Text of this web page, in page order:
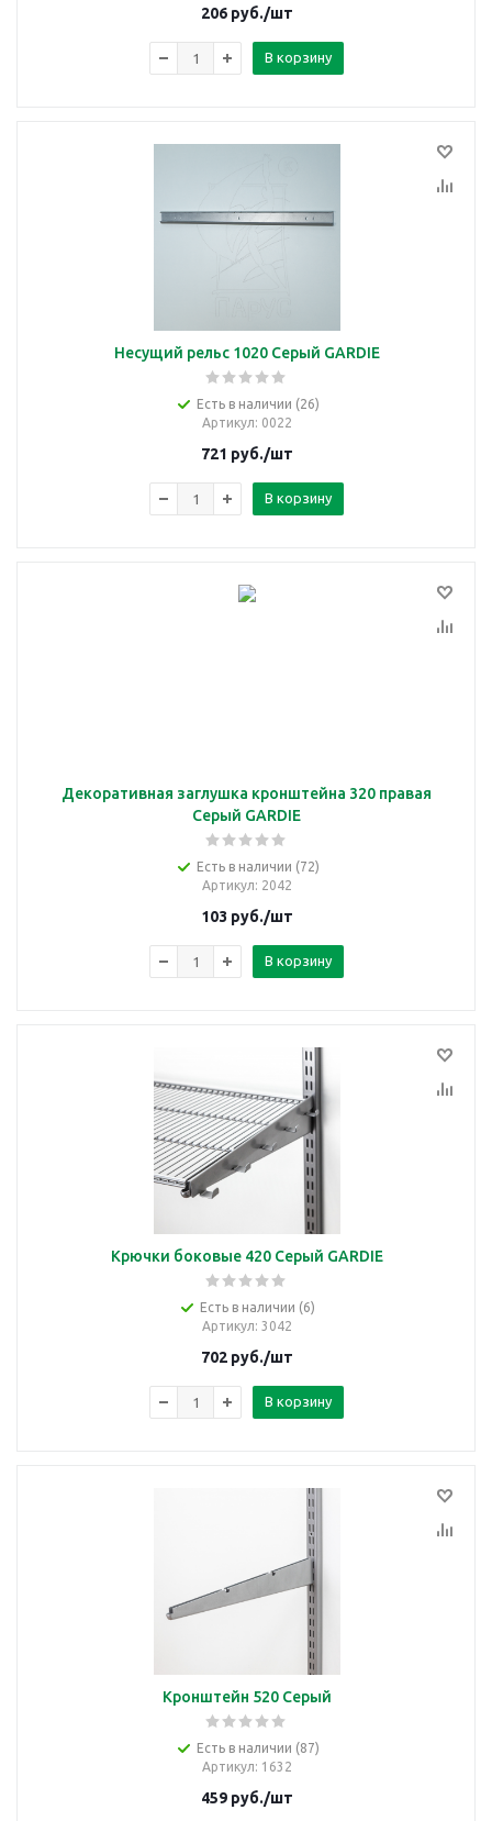
206руб./шт
В корзину
Несущий рельс 1020 Серый GARDIE
Есть в наличии (26)
Артикул: 0022
721 руб./шт
В корзину
Декоративная заглушка кронштейна 320 правая
Серый GARDIE
Есть в наличии (72)
Артикул: 2042
103 руб./шт
В корзину
Крючки боковые 420 Серый GARDIE
Есть в наличии (6)
Артикул: 3042
702руб./шт
В корзину
Кронштейн 520 Серый
Есть в наличии (87)
Артикул: 1632
459руб./шт